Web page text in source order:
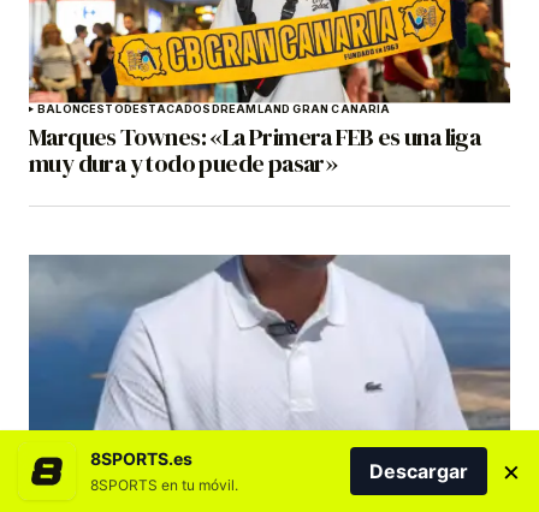
BALONCESTODESTACADOSDREAMLAND GRAN CANARIA
Marques Townes: «La Primera FEB es una liga
muy dura y todo puede pasar»
DESTACADOSLANZAROTE
Ismael Cruz: «Unique Trail Lanzarote by Joma
8SPORTS.es
8SPORTS en tu móvil.
Descargar ×